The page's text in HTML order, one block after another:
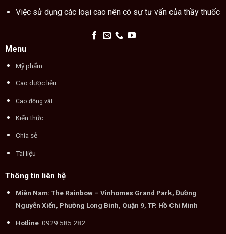
Việc sử dụng các loại cao nên có sự tư vấn của thầy thuốc
Menu
Mỹ phẩm
Cao dược liệu
Cao động vật
Kiến thức
Chia sẻ
Tài liệu
Thông tin liên hệ
Miền Nam: The Rainbow – Vinhomes Grand Park, Đường
Nguyễn Xiển, Phường Long Bình, Quận 9, TP. Hồ Chí Minh
Hotline: 0929.585.282